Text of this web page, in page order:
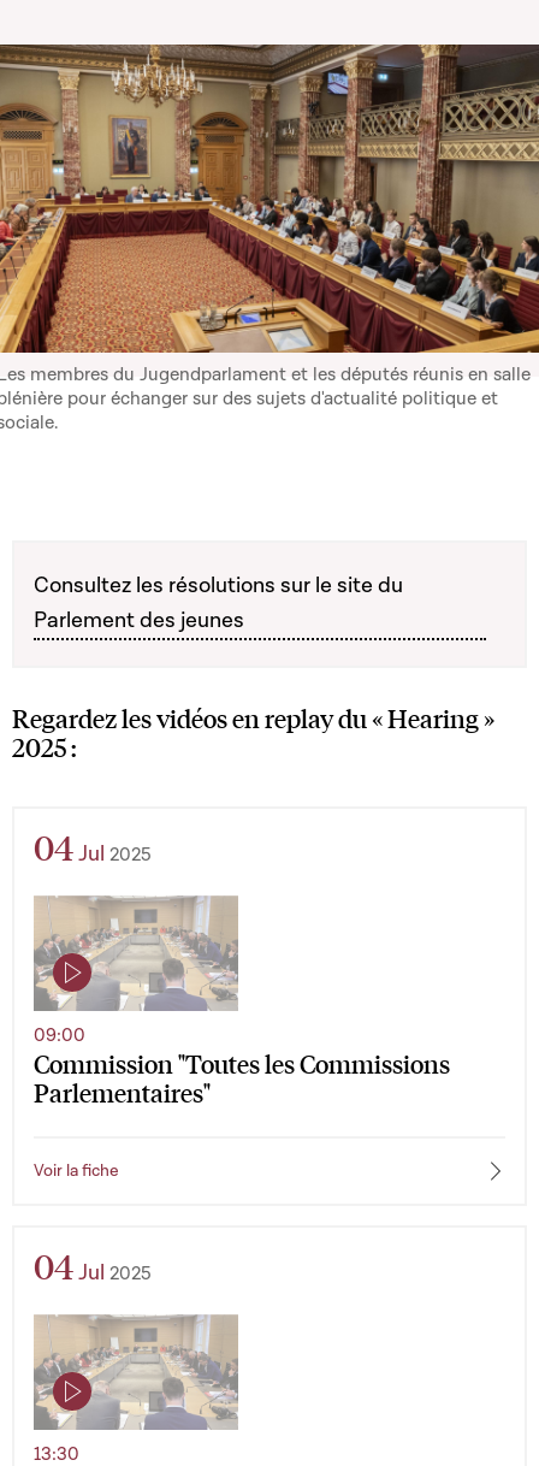
membres du Jugendparlament et les députés réunis en salle
pour échanger sur des sujets d'actualité politique et
Consultez les résolutions sur le site du
Parlement des jeunes
Regardez les vidéos en replay du«Hearing»
2025 :
04Jul 2025
Commission "Toutes les Commissions
Parlementaires"
09:00
Voir la fiche
04Jul 2025
13:30